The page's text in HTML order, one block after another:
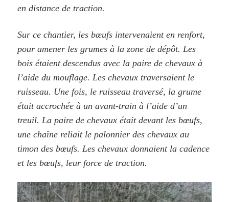
en distance de traction.
Sur ce chantier, les bœufs intervenaient en renfort,
pour amener les grumes à la zone de dépôt. Les
bois étaient descendus avec la paire de chevaux à
l’aide du mouflage. Les chevaux traversaient le
ruisseau. Une fois, le ruisseau traversé, la grume
était accrochée à un avant-train à l’aide d’un
treuil. La paire de chevaux était devant les bœufs,
une chaîne reliait le palonnier des chevaux au
timon des bœufs. Les chevaux donnaient la cadence
et les bœufs, leur force de traction.